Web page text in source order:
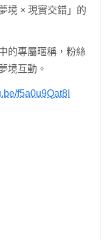
境 × 現實交錯」的
的專屬暱稱，粉絲
境互動。
f5a0u9Qat8I